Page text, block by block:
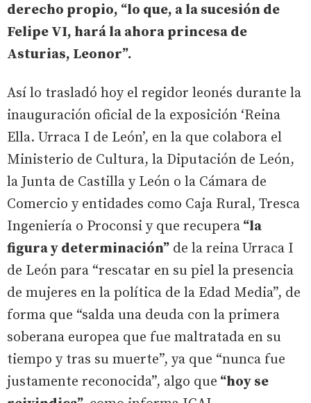
derecho propio, “lo que, a la sucesión de
Felipe VI, hará la ahora princesa de
Asturias, Leonor”.
Así lo trasladó hoy el regidor leonés durante la
inauguración oficial de la exposición ‘Reina
Ella. Urraca I de León’, en la que colabora el
Ministerio de Cultura, la Diputación de León,
la Junta de Castilla y León o la Cámara de
Comercio y entidades como Caja Rural, Tresca
Ingeniería o Proconsi y que recupera “la
figura y determinación” de la reina Urraca I
de León para “rescatar en su piel la presencia
de mujeres en la política de la Edad Media”, de
forma que “salda una deuda con la primera
soberana europea que fue maltratada en su
tiempo y tras su muerte”, ya que “nunca fue
justamente reconocida”, algo que “hoy se